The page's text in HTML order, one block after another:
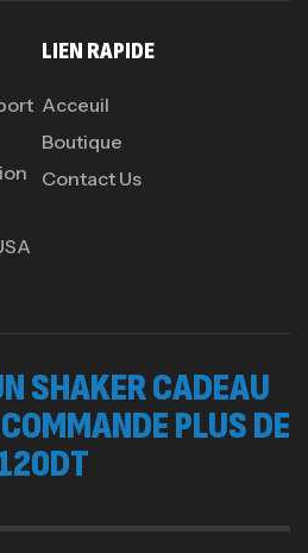
LIEN RAPIDE
Acceuil
Boutique
Contact Us
SHAKER CADEAU
PLUS DE